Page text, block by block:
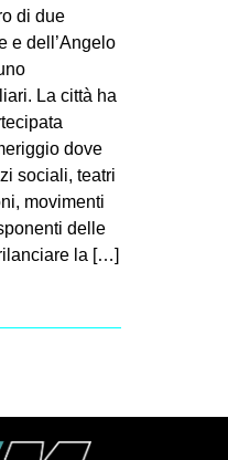
di due
e dell’Angelo
La città ha
dove
sociali, teatri
movimenti
delle
la […]